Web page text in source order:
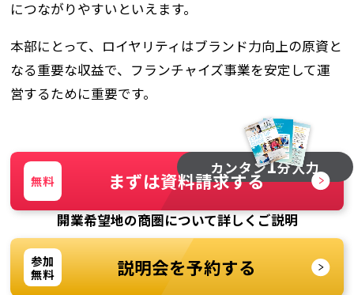
につながりやすいといえます。
本部にとって、ロイヤリティはブランド力向上の原資と
なる重要な収益で、フランチャイズ事業を安定して運
営するために重要です。
カンタン1分入力
無料 まずは資料請求する
開業希望地の商圏について詳しくご説明
参加
無料
説明会を予約する